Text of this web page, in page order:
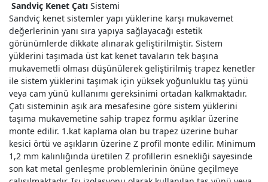
Sandviç Kenet Çatı Sistemi
Sandviç kenet sistemler yapı yüklerine karşı mukavemet
değerlerinin yanı sıra yapıya sağlayacağı estetik
görünümlerde dikkate alınarak geliştirilmiştir. Sistem
yüklerini taşımada üst kat kenet tavaların tek başına
mukavemetli olması düşünülerek geliştirilmiş trapez kenetler
ile sistem yüklerini taşımak için yüksek yoğunluklu taş yünü
veya cam yünü kullanımı gereksinimi ortadan kalkmaktadır.
Çatı sisteminin aşık ara mesafesine göre sistem yüklerini
taşıma mukavemetine sahip trapez formu aşıklar üzerine
monte edilir. 1.kat kaplama olan bu trapez üzerine buhar
kesici örtü ve aşıkların üzerine Z profil monte edilir. Minimum
1,2 mm kalınlığında üretilen Z profillerin esnekliği sayesinde
son kat metal genleşme problemlerinin önüne geçilmeye